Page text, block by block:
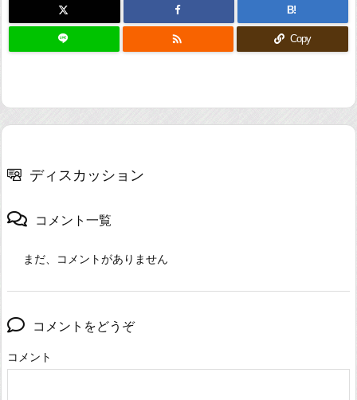
B!
 Copy
ディスカッション
コメント一覧
まだ、コメントがありません
コメントをどうぞ
コメント